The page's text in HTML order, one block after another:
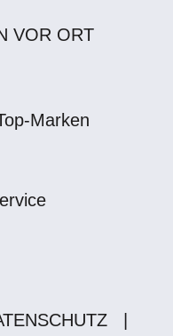
VOR ORT
Marken